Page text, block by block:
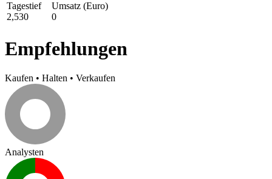
Tagestief
2,530
Umsatz (Euro)
0
Empfehlungen
Kaufen • Halten • Verkaufen
Analysten